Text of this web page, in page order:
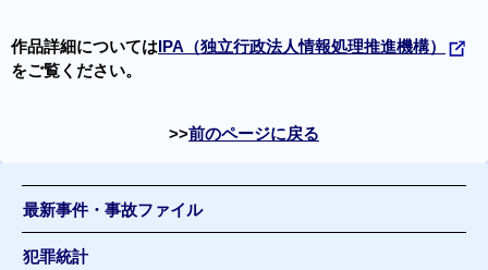
作品詳細については IPA（独立行政法人情報処理推進機構）
をご覧ください。
前のページに戻る
最新事件・事故ファイル
犯罪統計